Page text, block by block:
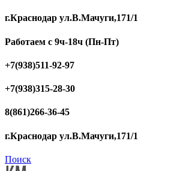
г.Краснодар ул.В.Мачуги,171/1
Работаем с 9ч-18ч (Пн-Пт)
+7(938)511-92-97
+7(938)315-28-30
8(861)266-36-45
г.Краснодар ул.В.Мачуги,171/1
Поиск